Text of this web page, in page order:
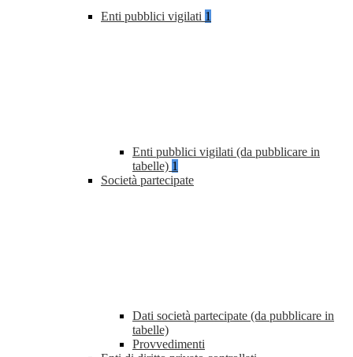
Enti pubblici vigilati 1
Enti pubblici vigilati (da pubblicare in
tabelle) 1
Società partecipate
Dati società partecipate (da pubblicare in
tabelle)
Provvedimenti